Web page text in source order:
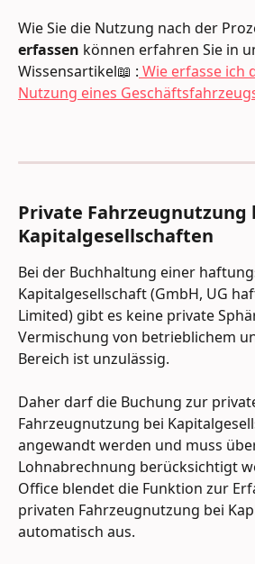
Wie Sie die Nutzung nach der
erfassen können erfahren Sie in
Wissensartikel📖 : Wie erfasse ich
Nutzung eines
Private Fahrzeugnutzung
Kapitalgesellschaften
Bei der Buchhaltung einer
Kapitalgesellschaft (GmbH, UG
Limited) gibt es keine private
Vermischung von betrieblichem
Bereich ist unzulässig.
Daher darf die Buchung zur
Fahrzeugnutzung bei
angewandt werden und muss
Lohnabrechnung berücksichtigt
Office blendet die Funktion zur
privaten Fahrzeugnutzung bei
automatisch aus.